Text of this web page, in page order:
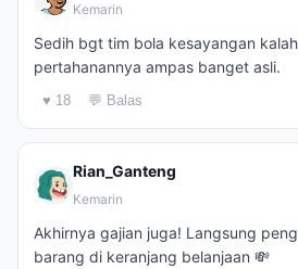
Kemarin
Sedih bgt tim bola kesayangan
pertahanannya ampas banget asli.
♥ 18 💬 Balas
Rian_Ganteng
Kemarin
Akhirnya gajian juga! Langsung
barang di keranjang belanjaan 💸